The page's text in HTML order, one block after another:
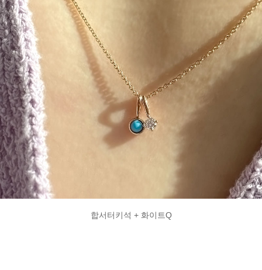
합서터키석 + 화이트Q